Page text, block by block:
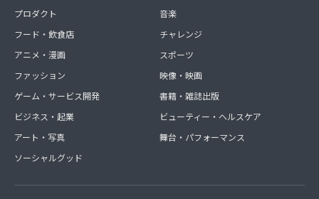
プロダクト
フード・飲食店
アニメ・漫画
ファッション
ゲーム・サービス開発
ビジネス・起業
アート・写真
ソーシャルグッド
音楽
チャレンジ
スポーツ
映像・映画
書籍・雑誌出版
ビューティー・ヘルスケア
舞台・パフォーマンス